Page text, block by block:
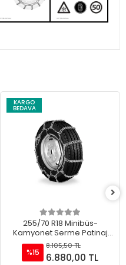
KARGO
BEDAVA
255/70 R18 Minibüs-
Kamyonet Serme Patinaj
Zinciri - M220
%15
8.105,50 TL
6.880,00 TL